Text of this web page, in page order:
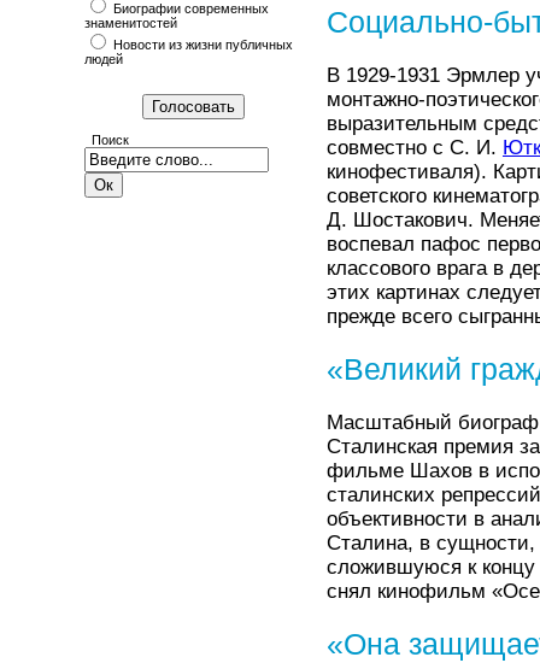
Биографии современных
знаменитостей
Новости из жизни публичных
людей
Поиск
Социально-
В 1929-1931 Эрмлер
монтажно-
выразительным
совместно с С. И.
кинофестиваля).
советского
Д. Шостакович.
воспевал пафос
классового врага в
этих картинах
прежде всего
«Великий
Масштабный
Сталинская премия
фильме Шахов в
сталинских
объективности в
Сталина, в сущности,
сложившуюся к
снял кинофильм
«Она